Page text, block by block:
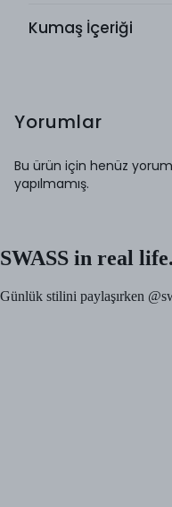
Kumaş İçeriği
Yorumlar
Bu ürün için henüz yorum
yapılmamış.